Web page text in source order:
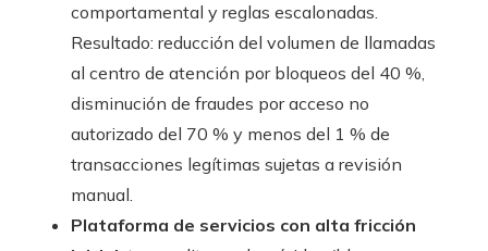
comportamental y reglas escalonadas.
Resultado: reducción del volumen de llamadas
al centro de atención por bloqueos del 40 %,
disminución de fraudes por acceso no
autorizado del 70 % y menos del 1 % de
transacciones legítimas sujetas a revisión
manual.
Plataforma de servicios con alta fricción